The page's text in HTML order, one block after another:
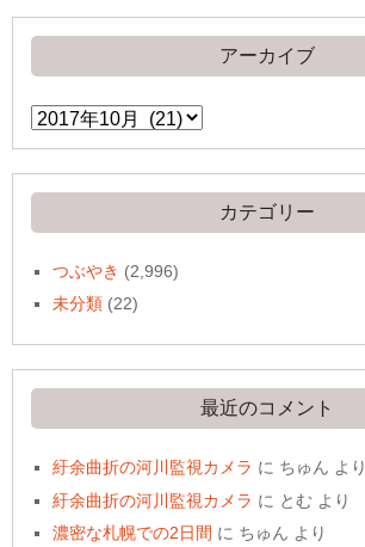
アーカイブ
ア
ー
イ
ブ
カテゴリー
つぶやき (2,996)
未分類 (22)
最近のコメント
紆余曲折の河川監視カメラ に ちゅん より
紆余曲折の河川監視カメラ に とむ より
濃密な札幌での2日間 に ちゅん より